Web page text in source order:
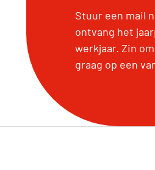
Stuur een mail
ontvang het
werkjaar. Zin
graag op een